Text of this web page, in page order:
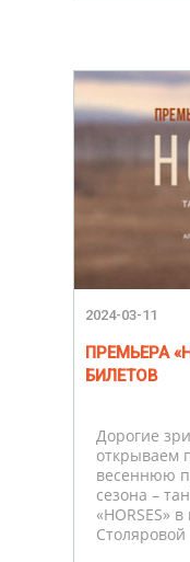
2024-03-11
ПРЕМЬЕРА
БИЛЕТОВ
Дорогие
открываем
весеннюю
сезона –
«HORSES»